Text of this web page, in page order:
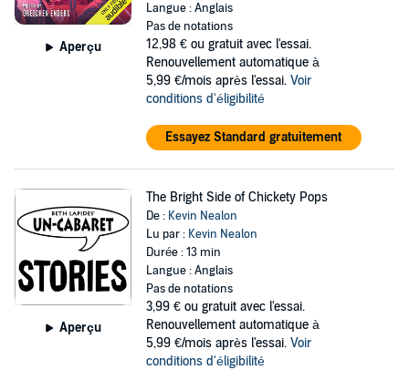
Aperçu
Langue : Anglais
Pas de notations
12,98 € ou gratuit avec l'essai.
Renouvellement automatique à
5,99 €/mois après l'essai. Voir
conditions d'éligibilité
Essayez Standard gratuitement
Aperçu
The Bright Side of Chickety Pops
De : Kevin Nealon
Lu par : Kevin Nealon
Durée : 13 min
Langue : Anglais
Pas de notations
3,99 € ou gratuit avec l'essai.
Renouvellement automatique à
5,99 €/mois après l'essai. Voir
conditions d'éligibilité